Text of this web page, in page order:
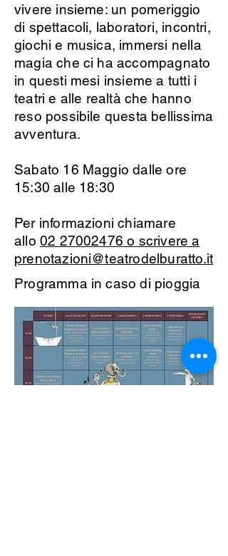
vivere insieme: un pomeriggio
di spettacoli, laboratori, incontri,
giochi e musica, immersi nella
magia che ci ha accompagnato
in questi mesi insieme a tutti i
teatri e alle realtà che hanno
reso possibile questa bellissima
avventura.
Sabato 16 Maggio dalle ore
15:30 alle 18:30
Per informazioni chiamare
allo 02 27002476 o scrivere a
prenotazioni@teatrodelburatto.it
Programma in caso di pioggia